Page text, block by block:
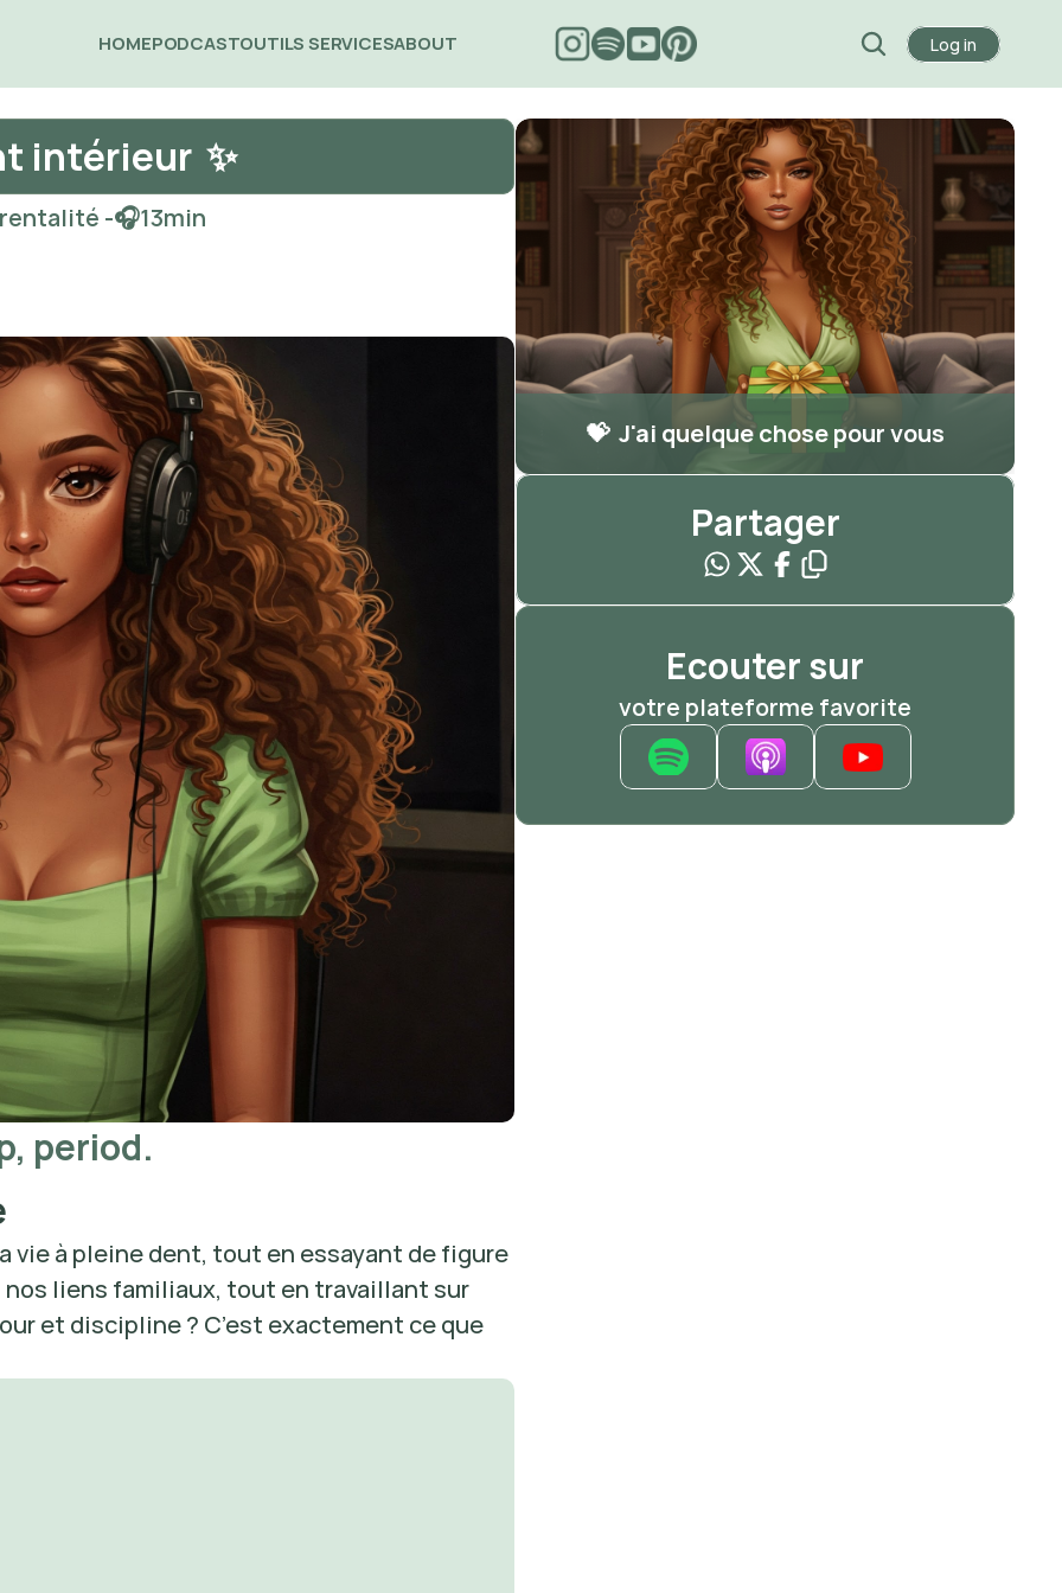
HOMEPODCASTOUTILS SERVICESABOUT Log in
intérieur  ✨
-🎧13min
period.
vie à pleine dent, tout en essayant de figure
liens familiaux, tout en travaillant sur
et discipline ? C’est exactement ce que
💝  J'ai quelque chose pour vous
Partager
Ecouter sur
votre plateforme favorite